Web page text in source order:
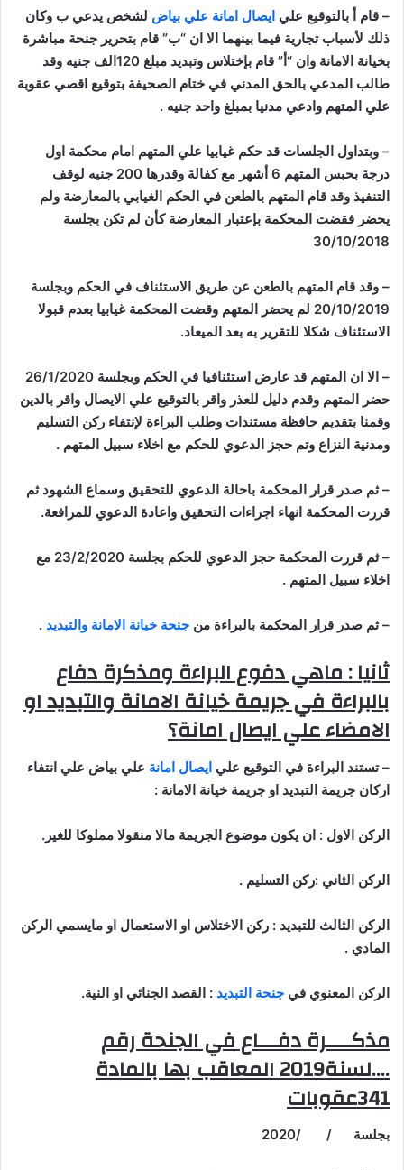
– قام أ بالتوقيع علي ايصال امانة علي بياض لشخص يدعي ب وكان
ذلك لأسباب تجارية فيما بينهما الا ان “ب” قام بتحرير جنحة مباشرة
بخيانة الامانة وان “أ” قام بإختلاس وتبديد مبلغ 120الف جنيه وقد
طالب المدعي بالحق المدني في ختام الصحيفة بتوقيع اقصي عقوبة
علي المتهم وادعي مدنيا بمبلغ واحد جنيه .
– وبتداول الجلسات قد حكم غيابيا علي المتهم امام محكمة اول
درجة بحبس المتهم 6 أشهر مع كفالة وقدرها 200 جنيه لوقف
التنفيذ وقد قام المتهم بالطعن في الحكم الغيابي بالمعارضة ولم
يحضر فقضت المحكمة بإعتبار المعارضة كأن لم تكن بجلسة
30/10/2018
– وقد قام المتهم بالطعن عن طريق الاستئناف في الحكم وبجلسة
20/10/2019 لم يحضر المتهم وقضت المحكمة غيابيا بعدم قبولا
الاستئناف شكلا للتقرير به بعد الميعاد.
–
الا ان المتهم قد عارض استئنافيا في الحكم وبجلسة 26/1/2020
حضر المتهم وقدم دليل للعذر واقر بالتوقيع علي الايصال واقر بالدين
وقمنا بتقديم حافظة مستندات وطلب البراءة لإنتفاء ركن التسليم
ومدنية النزاع وتم حجز الدعوي للحكم مع اخلاء سبيل المتهم .
–ثم صدر قرار المحكمة باحالة الدعوي للتحقيق وسماع الشهود ثم
قررت المحكمة انهاء اجراءات التحقيق واعادة الدعوي للمرافعة.
–
ثم قررت المحكمة حجز الدعوي للحكم بجلسة 23/2/2020 مع
اخلاء سبيل المتهم .
–ثم صدر قرار المحكمة بالبراءة من جنحة خيانة الامانة والتبديد .
ثانيا : ماهي دفوع البراءة ومذكرة دفاع
بالبراءة في جريمة خيانة الامانة والتبديد او
الامضاء علي ايصال امانة؟
–تستند البراءة في التوقيع علي ايصال امانة علي بياض علي انتفاء
اركان جريمة التبديد او جريمة خيانة الامانة :
الركن الاول : ان يكون موضوع الجريمة مالا منقولا مملوكا للغير .
الركن الثاني :ركن التسليم .
الركن الثالث للتبديد : ركن الاختلاس او الاستعمال او مايسمي الركن
المادي .
الركن المعنوي في جنحة التبديد : القصد الجنائي او النية.
مذكــــرة دفـــاع في الجنحة رقم
….لسنة2019 المعاقب بها بالمادة
341عقوبات
بجلسة / /2020